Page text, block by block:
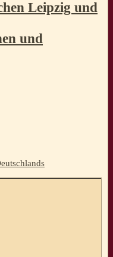
Leipzig und
und